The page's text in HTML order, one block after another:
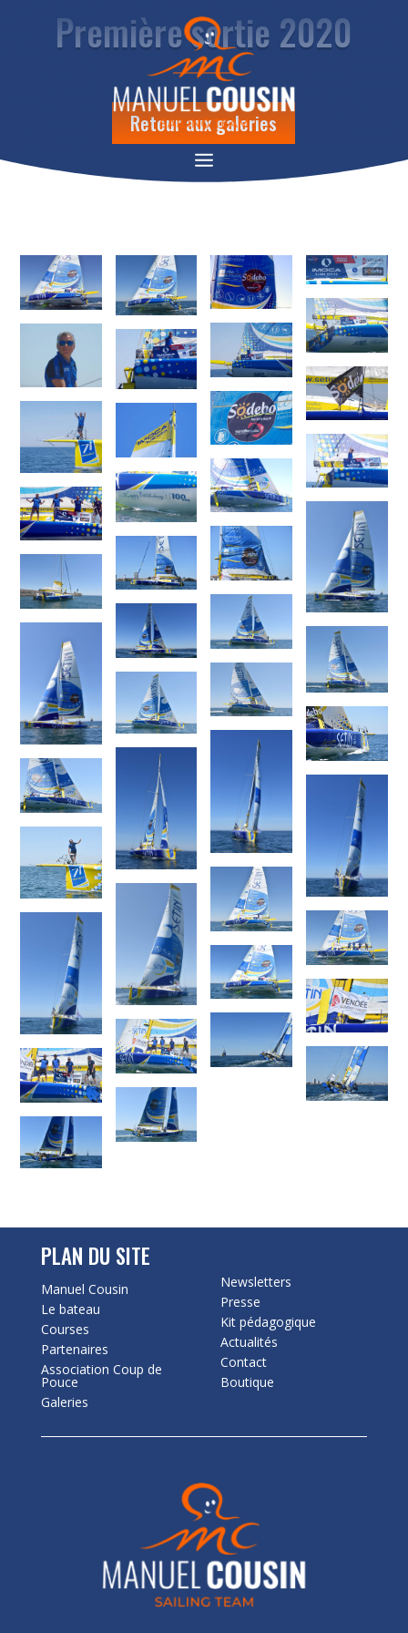
Première sortie 2020
Retour aux galeries
PLAN DU SITE
Manuel Cousin
Le bateau
Courses
Partenaires
Association Coup de
Pouce
Galeries
Newsletters
Presse
Kit pédagogique
Actualités
Contact
Boutique